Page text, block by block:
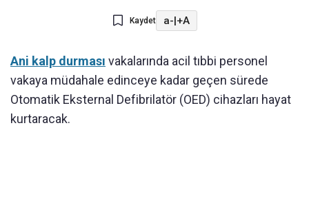
Kaydet a-|+A
Ani kalp durması vakalarında acil tıbbi personel
vakaya müdahale edinceye kadar geçen sürede
Otomatik Eksternal Defibrilatör (OED) cihazları hayat
kurtaracak.